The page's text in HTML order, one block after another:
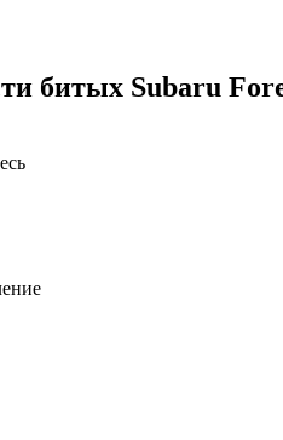
битых Subaru